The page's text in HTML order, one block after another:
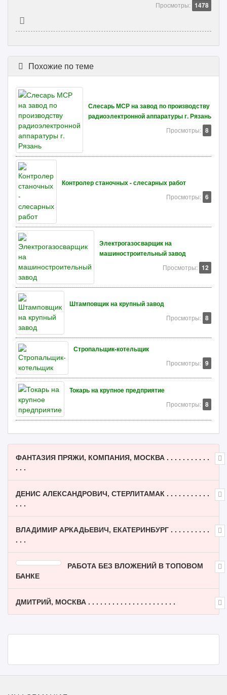
Просмотры: 1478
Похожие по теме
Слесарь МСР на завод по производству
радиоэлектронной аппаратуры г. Рязань
Просмотры: 8
Контролер станочных - слесарных работ
Просмотры: 6
Электрогазосварщик на
машиностроительный завод
Просмотры: 12
Штамповщик на крупный завод
Просмотры: 8
Стропальщик-котельщик
Просмотры: 9
Токарь на крупное предприятие
Просмотры: 8
ФАНТАЗИЯ ПРЯЖИ, КОМПАНИЯ, МОСКВА . . . . . . . . . . .
. . .
ДЕНИС АЛЕКСАНДРОВИЧ, СТЕРЛИТАМАК . . . . . . . . . . .
. . .
ВЛАДИМИР АРКАДЬЕВИЧ, ЕКАТЕРИНБУРГ . . . . . . . . . .
. . .
РАБОТА БЕЗ ВЛОЖЕНИЙ В ТОПОВОМ
БАНКЕ
ДМИТРИЙ, МОСКВА . . . . . . . . . . . . . . . . . . . . . .